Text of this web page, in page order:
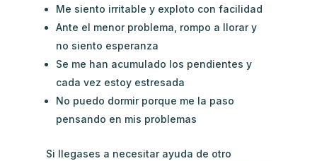
Me siento irritable y exploto con facilidad
Ante el menor problema, rompo a llorar y
no siento esperanza
Se me han acumulado los pendientes y
cada vez estoy estresada
No puedo dormir porque me la paso
pensando en mis problemas
Si llegases a necesitar ayuda de otro